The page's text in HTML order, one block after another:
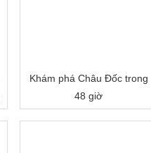
Khám phá Châu Đốc trong
48 giờ